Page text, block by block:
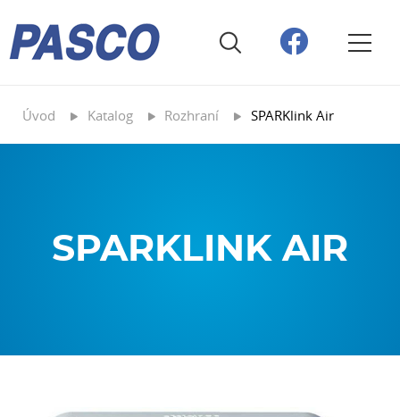
Úvod Katalog Rozhraní SPARKlink Air
SPARKLINK AIR